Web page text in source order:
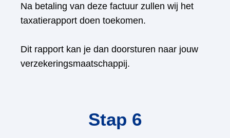
Na betaling van deze factuur zullen wij het
taxatierapport doen toekomen.
Dit rapport kan je dan doorsturen naar jouw
verzekeringsmaatschappij.
Stap 6